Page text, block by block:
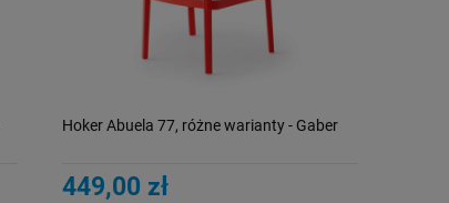
Hoker Abuela 77, różne warianty - Gaber
449,00 zł